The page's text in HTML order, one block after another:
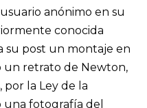
anónimo en su
conocida
su post un montaje en
retrato de Newton,
por la Ley de la
una fotografía del